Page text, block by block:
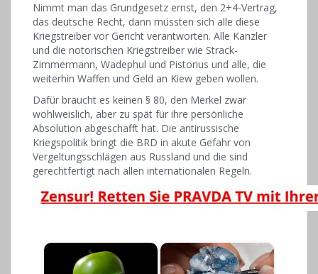
Nimmt man das Grundgesetz ernst, den 2+4-Vertrag,
das deutsche Recht, dann müssten sich alle diese
Kriegstreiber vor Gericht verantworten. Alle Kanzler
und die notorischen Kriegstreiber wie Strack-
Zimmermann, Wadephul und Pistorius und alle, die
weiterhin Waffen und Geld an Kiew geben wollen.
Dafür braucht es keinen § 80, den Merkel zwar
wohlweislich, aber zu spät für ihre persönliche
Absolution abgeschafft hat. Die antirussische
Kriegspolitik bringt die BRD in akute Gefahr von
Vergeltungsschlägen aus Russland und die sind
gerechtfertigt nach allen internationalen Regeln.